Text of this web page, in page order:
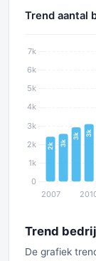
Trend aantal
Trend
De grafiek